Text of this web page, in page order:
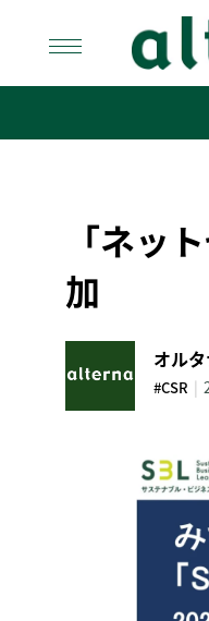
content
「ネッ
加
オル
#CSR |